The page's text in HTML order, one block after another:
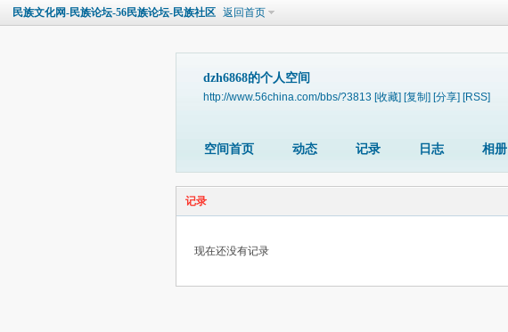
民族文化网-民族论坛-56民族论坛-民族社区 返回首页
dzh6868的个人空间
http://www.56china.com/bbs/?3813 [收藏] [复制] [分享] [RSS]
空间首页 动态 记录 日志 相册
记录
现在还没有记录